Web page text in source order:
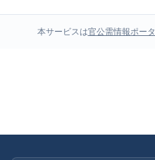
本サービスは官公需情報ポー